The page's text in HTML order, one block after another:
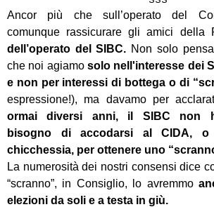
Ancor più che sull’operato del
comunque rassicurare gli amici della
dell’operato del SIBC. Non solo
che noi agiamo solo nell'interesse dei
e non per interessi di bottega o di
espressione!), ma davamo per
ormai diversi anni, il SIBC non
bisogno di accodarsi al CIDA,
chicchessia, per ottenere uno
La numerosità dei nostri consensi dice
“scranno”, in Consiglio, lo avremmo
elezioni da soli e a testa in giù.